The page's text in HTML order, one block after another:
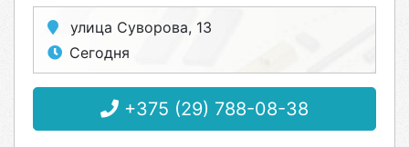
улица Суворова, 13
Сегодня
+375 (29) 788-08-38